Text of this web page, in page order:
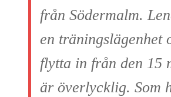
från Södermalm.
en träningslägenhet
flytta in från den 15
är överlycklig. Som